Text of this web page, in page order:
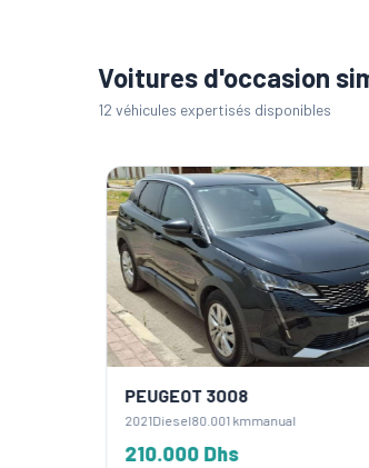
Voitures d'occasion
12 véhicules expertisés disponibles
PEUGEOT 3008
2021Diesel80.001 kmmanual
210.000 Dhs